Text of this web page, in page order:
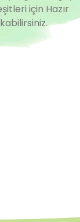
için Hazır